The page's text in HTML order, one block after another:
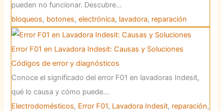
pueden no funcionar. Descubre…
bloqueos, botones,electrónica, lavadora, reparación
Error F01 en Lavadora Indesit: Causas y Soluciones
Códigos de error y diagnósticos
Conoce el significado del error F01 en lavadoras Indesit,
qué lo causa y cómo puede…
Electrodomésticos, Error F01, Lavadora Indesit, reparación,